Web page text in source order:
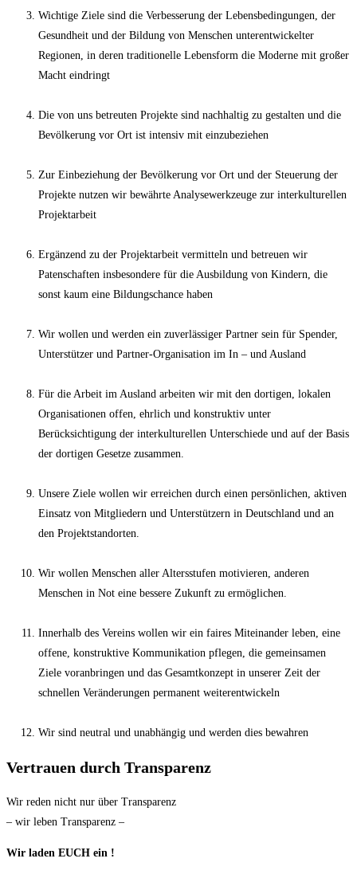
Wichtige Ziele sind die Verbesserung der Lebensbedingungen, der
Gesundheit und der Bildung von Menschen unterentwickelter
Regionen, in deren traditionelle Lebensform die Moderne mit großer
Macht eindringt
Die von uns betreuten Projekte sind nachhaltig zu gestalten und die
Bevölkerung vor Ort ist intensiv mit einzubeziehen
Zur Einbeziehung der Bevölkerung vor Ort und der Steuerung der
Projekte nutzen wir bewährte Analysewerkzeuge zur interkulturellen
Projektarbeit
Ergänzend zu der Projektarbeit vermitteln und betreuen wir
Patenschaften insbesondere für die Ausbildung von Kindern, die
sonst kaum eine Bildungschance haben
Wir wollen und werden ein zuverlässiger Partner sein für Spender,
Unterstützer und Partner-Organisation im In – und Ausland
Für die Arbeit im Ausland arbeiten wir mit den dortigen, lokalen
Organisationen offen, ehrlich und konstruktiv unter
Berücksichtigung der interkulturellen Unterschiede und auf der Basis
der dortigen Gesetze zusammen.
Unsere Ziele wollen wir erreichen durch einen persönlichen, aktiven
Einsatz von Mitgliedern und Unterstützern in Deutschland und an
den Projektstandorten.
Wir wollen Menschen aller Altersstufen motivieren, anderen
Menschen in Not eine bessere Zukunft zu ermöglichen.
Innerhalb des Vereins wollen wir ein faires Miteinander leben, eine
offene, konstruktive Kommunikation pflegen, die gemeinsamen
Ziele voranbringen und das Gesamtkonzept in unserer Zeit der
schnellen Veränderungen permanent weiterentwickeln
Wir sind neutral und unabhängig und werden dies bewahren
Vertrauen durch Transparenz
Wir reden nicht nur über Transparenz
– wir leben Transparenz –
Wir laden EUCH ein !